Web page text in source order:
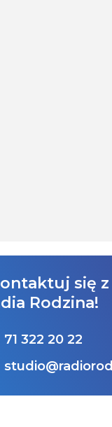
się
Rodzina!
71 322 20 22